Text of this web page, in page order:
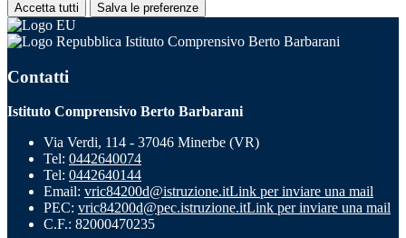
Accetta tutti Salva le preferenze
Istituto Comprensivo Berto Barbarani
Contatti
Istituto Comprensivo Berto Barbarani
Via Verdi, 114 - 37046 Minerbe (VR)
Tel: 0442640074
Tel: 0442640144
Email: vric84200d@istruzione.itLink per inviare una mail
PEC: vric84200d@pec.istruzione.itLink per inviare una mail
C.F.: 82000470235